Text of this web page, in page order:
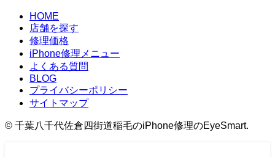
HOME
店舗を探す
修理価格
iPhone修理メニュー
よくある質問
BLOG
プライバシーポリシー
サイトマップ
© 千葉八千代佐倉四街道稲毛のiPhone修理のEyeSmart.